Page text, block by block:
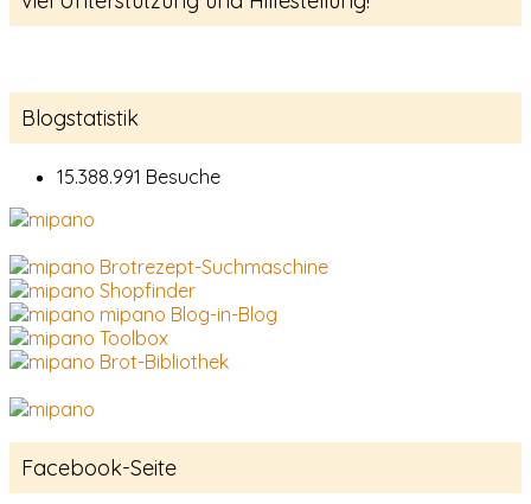
Blogstatistik
15.388.991 Besuche
Brotrezept-Suchmaschine
Shopfinder
mipano Blog-in-Blog
Toolbox
Brot-Bibliothek
Facebook-Seite